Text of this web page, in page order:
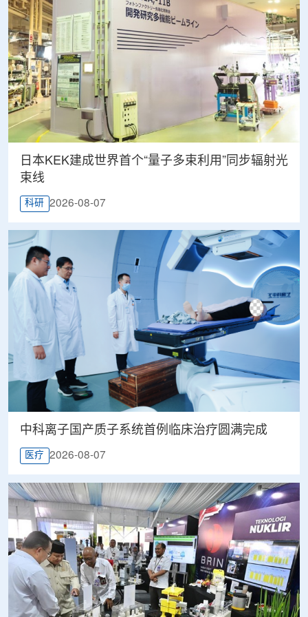
日本KEK建成世界首个“量子多束利用”同步辐射光
束线
科研 2026-08-07
中科离子国产质子系统首例临床治疗圆满完成
医疗 2026-08-07